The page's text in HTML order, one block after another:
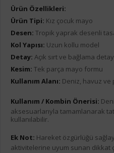
Ürün Özellikleri:
Ürün Tipi: Kız çocuk mayo
Desen: Tropik yaprak desenli
Kol Yapısı: Uzun kollu model
Detay: Açık sırt ve bağlama
Kesim: Tek parça mayo formu
Kullanım Alanı: Deniz, havuz ve
Kullanım / Kombin Önerisi:
aksesuarlarıyla tamamlanarak
kullanılabilir.
Ek Not: Hareket özgürlüğü
aktivitelerine uyum sunan dikkat